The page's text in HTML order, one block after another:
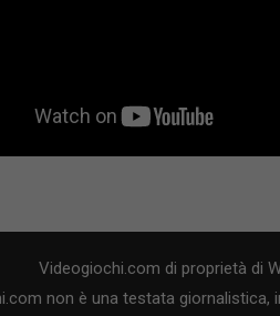
Videogiochi.com di proprietà di
non è una testata giornalistica,